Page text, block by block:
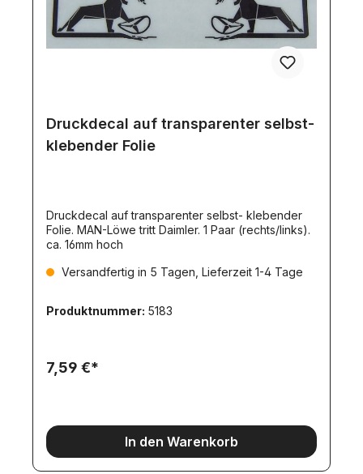
Druckdecal auf transparenter selbst-
klebender Folie
Druckdecal auf transparenter selbst- klebender
Folie. MAN-Löwe tritt Daimler. 1 Paar (rechts/links).
ca. 16mm hoch
Versandfertig in 5 Tagen, Lieferzeit 1-4 Tage
Produktnummer: 5183
7,59 €*
In den Warenkorb